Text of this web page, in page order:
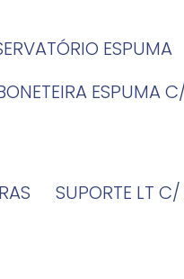
ESPUMA
ESPUMA
SUPORTE LT